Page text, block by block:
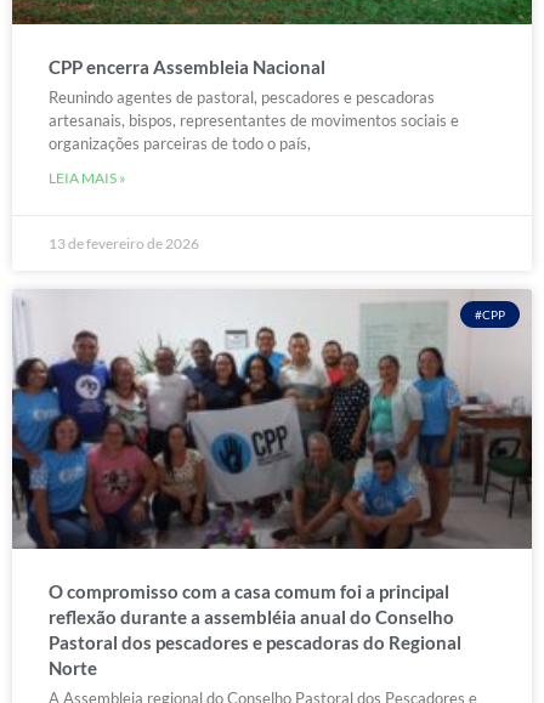
CPP encerra Assembleia Nacional
Reunindo agentes de pastoral, pescadores e pescadoras
artesanais, bispos, representantes de movimentos sociais e
organizações parceiras de todo o país,
LEIA MAIS »
13 de fevereiro de 2026
#CPP
O compromisso com a casa comum foi a principal
reflexão durante a assembléia anual do Conselho
Pastoral dos pescadores e pescadoras do Regional
Norte
A Assembleia regional do Conselho Pastoral dos Pescadores e